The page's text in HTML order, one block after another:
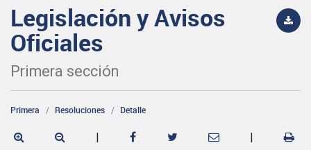
Legislación y Avisos
Oficiales
Primera sección
Primera Resoluciones Detalle
| |